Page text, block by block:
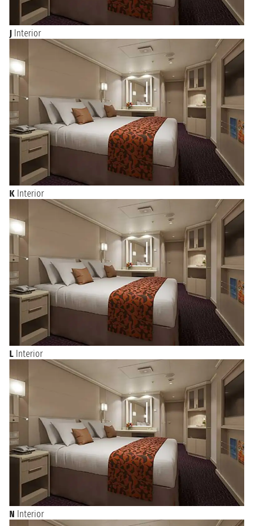
J Interior
K Interior
L Interior
N Interior